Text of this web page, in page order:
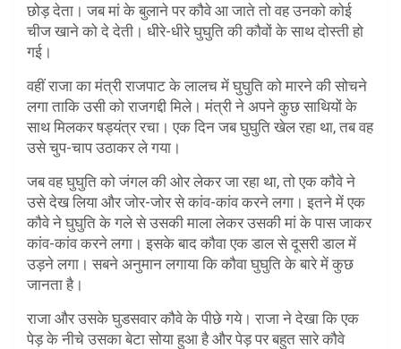
छोड़ देता। जब मां के बुलाने पर कौवे आ जाते तो वह उनको कोई
चीज खाने को दे देती। धीरे-धीरे घुघुति की कौवों के साथ दोस्ती हो
गई।
वहीं राजा का मंत्री राजपाट के लालच में घुघुति को मारने की सोचने
लगा ताकि उसी को राजगद्दी मिले। मंत्री ने अपने कुछ साथियों के
साथ मिलकर षड्यंत्र रचा। एक दिन जब घुघुति खेल रहा था, तब वह
उसे चुप-चाप उठाकर ले गया।
जब वह घुघुति को जंगल की ओर लेकर जा रहा था, तो एक कौवे ने
उसे देख लिया और जोर-जोर से कांव-कांव करने लगा। इतने में एक
कौवे ने घुघुति के गले से उसकी माला लेकर उसकी मां के पास जाकर
कांव-कांव करने लगा। इसके बाद कौवा एक डाल से दूसरी डाल में
उड़ने लगा। सबने अनुमान लगाया कि कौवा घुघुति के बारे में कुछ
जानता है।
राजा और उसके घुडसवार कौवे के पीछे गये। राजा ने देखा कि एक
पेड़ के नीचे उसका बेटा सोया हुआ है और पेड़ पर बहुत सारे कौवे